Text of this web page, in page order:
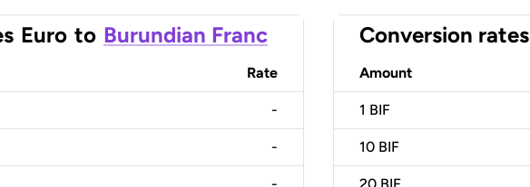
Euro to Burundian Franc
Rate
-
-
Conversion rates
Amount
1 BIF
10 BIF